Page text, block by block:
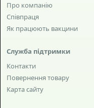
Про компанію
Співпраця
Як працюють вакцини
Служба підтримки
Контакти
Повернення товару
Карта сайту